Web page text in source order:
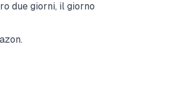
due giorni, il giorno